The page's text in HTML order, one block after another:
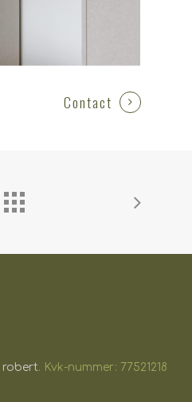
Contact
robert. Kvk-nummer: 77521218